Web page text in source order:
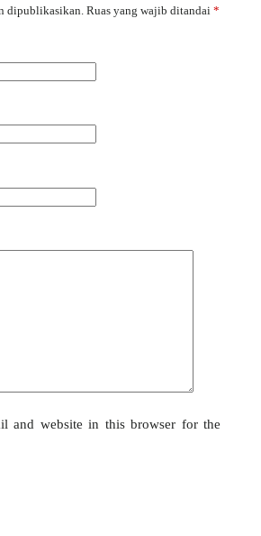
dipublikasikan. Ruas yang wajib ditandai *
and website in this browser for the